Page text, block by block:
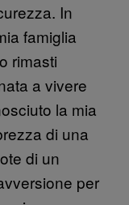
In
famiglia
rimasti
a vivere
la mia
di una
di un
per